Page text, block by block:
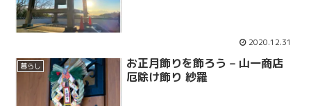
2020.12.31
暮らし
お正月飾りを飾ろう – 山一商店
厄除け飾り 紗羅